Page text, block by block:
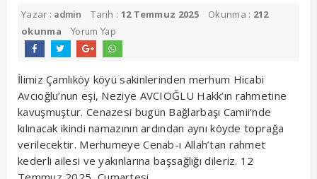
Yazar : admin Tarih : 12 Temmuz 2025 Okunma : 212
okunma
Yorum Yap
İlimiz Çamlıköy köyü sakinlerinden merhum Hicabi
Avcıoğlu’nun eşi, Neziye AVCIOĞLU Hakk’ın rahmetine
kavuşmuştur. Cenazesi bugün Bağlarbaşı Camii’nde
kılınacak ikindi namazının ardından aynı köyde toprağa
verilecektir. Merhumeye Cenab-ı Allah’tan rahmet
kederli ailesi ve yakınlarına başsağlığı dileriz. 12